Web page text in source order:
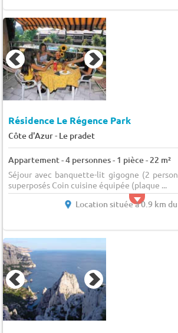
Résidence Le Régence Park
Côte d'Azur- Le pradet
Appartement - 4 personnes - 1 pièce - 22 m²
Séjour avec banquette-lit gigogne (2
superposés Coin cuisine équipée (plaque ...
Location située à 0.9 km